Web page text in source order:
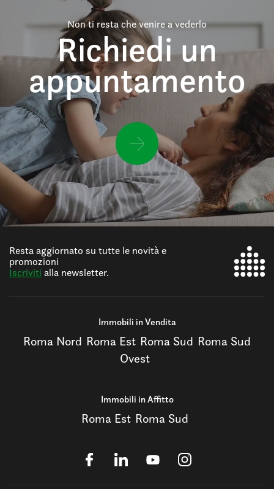
Non ti resta che venire a vederlo
Richiedi un
appuntamento
Resta aggiornato su tutte le novità e
promozioni
Iscriviti alla newsletter.
Immobili in Vendita
Roma Nord Roma Est Roma Sud Roma Sud
Ovest
Immobili in Affitto
Roma Est Roma Sud